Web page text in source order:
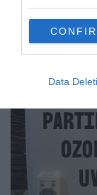
use your data
consent section.
Data